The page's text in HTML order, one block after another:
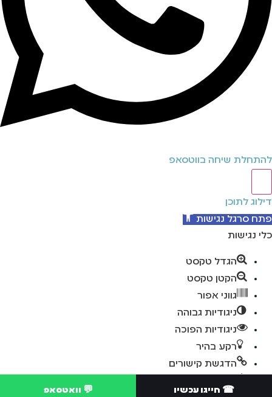
☎ חייגו עכשיו 💬 וואטסאפ
להתחלת שיחה בווטסאפ
דילוג לתוכן
פתח סרגל נגישות
כלי נגישות
הגדל טקסט
הקטן טקסט
גווני אפור
ניגודיות גבוהה
ניגודיות הפוכה
רקע בהיר
הדגשת קישורים